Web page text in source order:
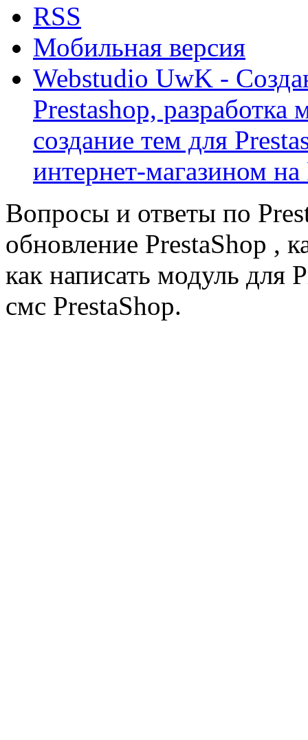
RSS
Мобильная версия
Webstudio UwK -
Prestashop, разработка
создание тем для
интернет-магазином на
Вопросы и ответы по
обновление PrestaShop ,
как написать модуль для
смс PrestaShop.